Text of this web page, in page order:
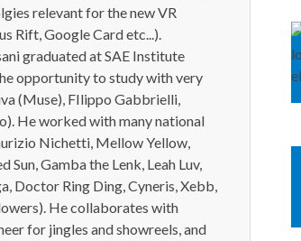
relevant for the new VR
Rift, Google Card etc...).
graduated at SAE Institute
opportunity to study with very
(Muse), FIlippo Gabbrielli,
He worked with many national
Nichetti, Mellow Yellow,
Gamba the Lenk, Leah Luv,
Doctor Ring Ding, Cyneris, Xebb,
He collaborates with
for jingles and showreels, and